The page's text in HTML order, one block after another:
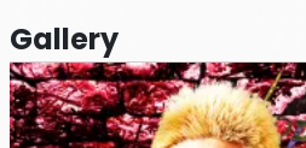
Gallery